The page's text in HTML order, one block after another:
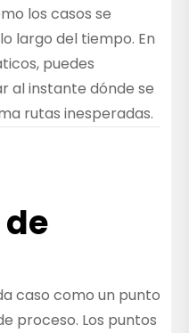
los casos se
largo del tiempo. En
puedes
al instante dónde se
rutas inesperadas.
caso como un punto
proceso. Los puntos